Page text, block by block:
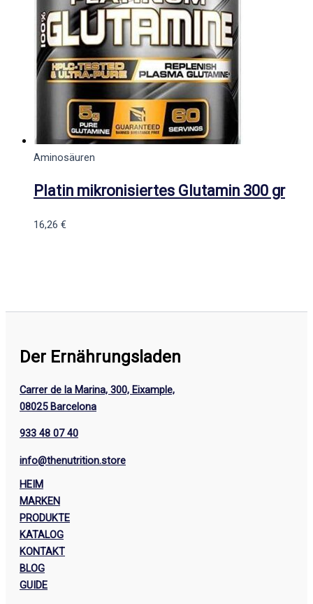
Aminosäuren
Platin mikronisiertes Glutamin 300 gr
16,26 €
Der Ernährungsladen
Carrer de la Marina, 300, Eixample,
08025 Barcelona
933 48 07 40
info@thenutrition.store
HEIM
MARKEN
PRODUKTE
KATALOG
KONTAKT
BLOG
GUIDE